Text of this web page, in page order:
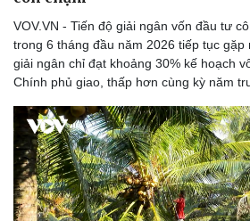
VOV.VN - Tiến độ giải ngân vốn đầu tư
trong 6 tháng đầu năm 2026 tiếp tục gặp
giải ngân chỉ đạt khoảng 30% kế hoạch
Chính phủ giao, thấp hơn cùng kỳ năm